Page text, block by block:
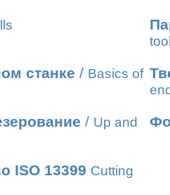
станке / Basics of
/ Up and
ISO 13399 Cutting